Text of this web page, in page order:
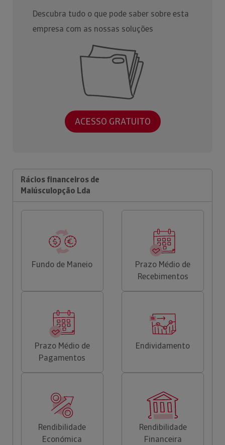
Descubra tudo o que pode saber sobre esta
empresa com as nossas soluções
ACESSO GRATUITO
Rácios financeiros de
Maiúsculopção Lda
Fundo de Maneio
Prazo Médio de
Recebimentos
Prazo Médio de
Pagamentos
Endividamento
Rendibilidade
Económica
Rendibilidade
Financeira